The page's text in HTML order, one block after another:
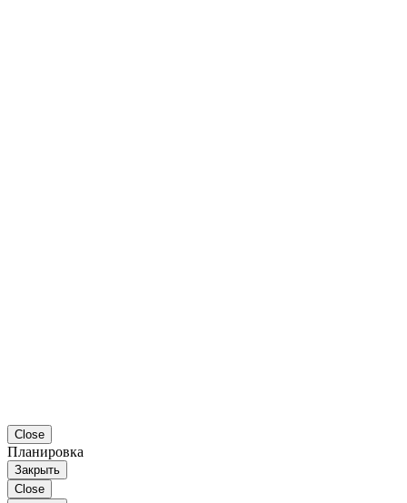
Close
Планировка
Закрыть
Close